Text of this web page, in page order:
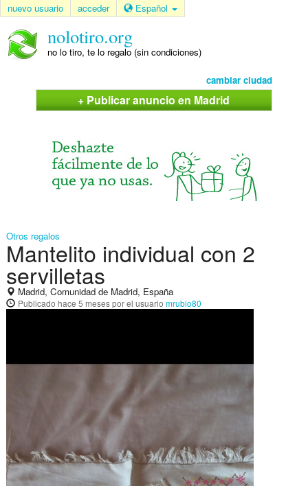
nuevo usuario acceder Español
nolotiro.org
no lo tiro, te lo regalo (sin condiciones)
cambiar ciudad
+ Publicar anuncio en Madrid
Otros regalos
Mantelito individual con 2
servilletas
Madrid, Comunidad de Madrid, España
Publicado hace 5 mesespor el usuario mrubio80